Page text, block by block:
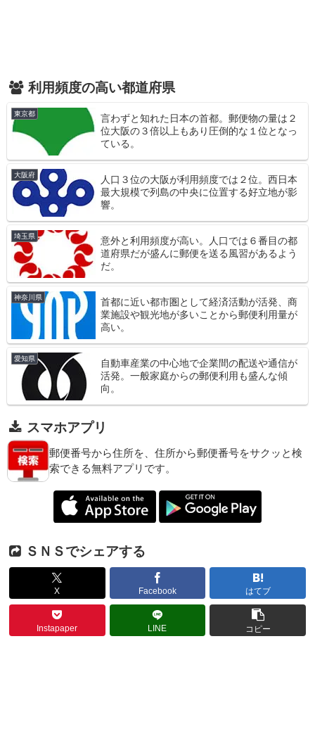
利用頻度の高い都道府県
東京都
言わずと知れた日本の首都。郵便物の量は２
位大阪の３倍以上もあり圧倒的な１位となっ
ている。
大阪府
人口３位の大阪が利用頻度では２位。西日本
最大規模で列島の中央に位置する好立地が影
響。
埼玉県
意外と利用頻度が高い。人口では６番目の都
道府県だが盛んに郵便を送る風習があるよう
だ。
神奈川県
首都に近い都市圏として経済活動が活発、商
業施設や観光地が多いことから郵便利用量が
高い。
愛知県
自動車産業の中心地で企業間の配送や通信が
活発。一般家庭からの郵便利用も盛んな傾
向。
スマホアプリ
郵便番号から住所を、住所から郵便番号をサクッと検
索できる無料アプリです。
ＳＮＳでシェアする
X Facebook はてブ
Instapaper LINE コピー